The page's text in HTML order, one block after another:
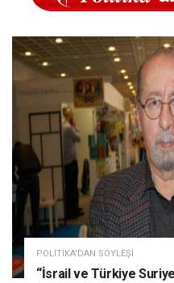
POLITIKA'DAN SÖYLEŞI
“İsrail ve Türkiye Suriye